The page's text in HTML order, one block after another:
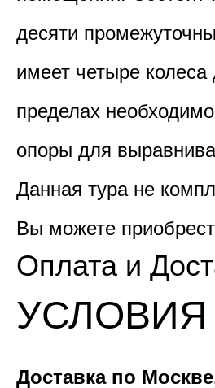
десяти
имеет четыре
пределах
опоры для
Данная тура не
Вы можете
Оплата и
УСЛОВИЯ
Доставка по